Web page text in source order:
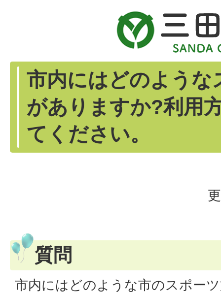
市内にはどのような
がありますか?利用
てください。
質問
市内にはどのような市のスポー